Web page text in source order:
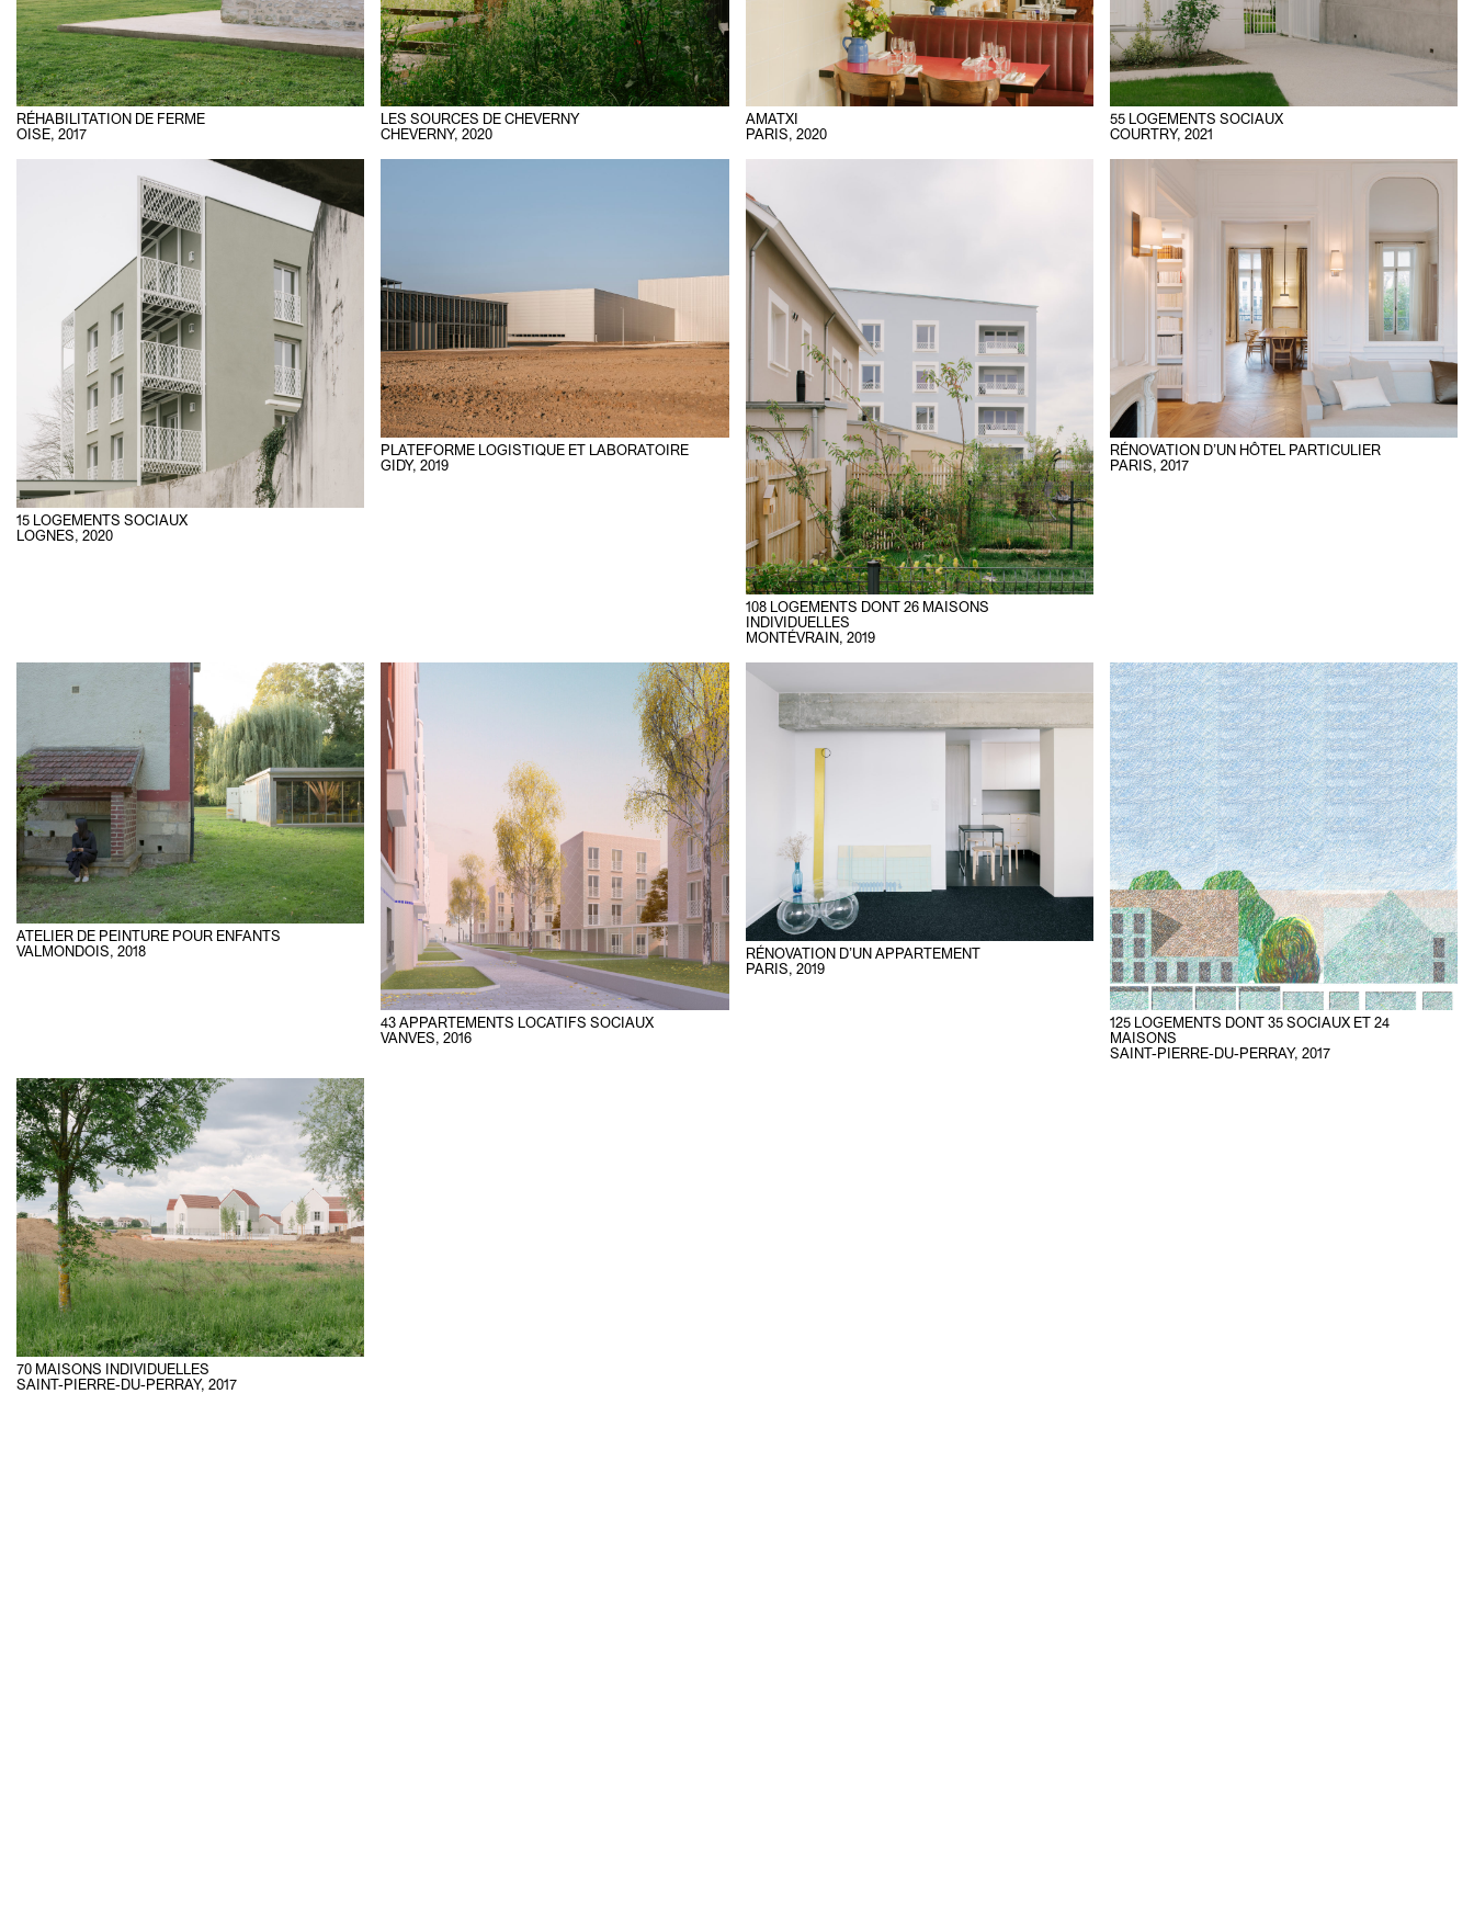
RÉHABILITATION DE FERME
OISE, 2017
LES SOURCES DE CHEVERNY
CHEVERNY,2020
AMATXI
PARIS, 2020
55 LOGEMENTS SOCIAUX
COURTRY, 2021
15 LOGEMENTS SOCIAUX
LOGNES, 2020
PLATEFORME LOGISTIQUE ET LABORATOIRE
GIDY,2019
108 LOGEMENTS DONT 26 MAISONS
INDIVIDUELLES
MONTÉVRAIN, 2019
RÉNOVATION D’UN HÔTEL PARTICULIER
PARIS, 2017
ATELIER DE PEINTURE POUR ENFANTS
VALMONDOIS, 2018
43 APPARTEMENTS LOCATIFS SOCIAUX
VANVES,2016
RÉNOVATION D’UN APPARTEMENT
PARIS, 2019
125 LOGEMENTS DONT 35 SOCIAUX ET 24
MAISONS
SAINT-PIERRE-DU-PERRAY, 2017
70 MAISONS INDIVIDUELLES
SAINT-PIERRE-DU-PERRAY, 2017